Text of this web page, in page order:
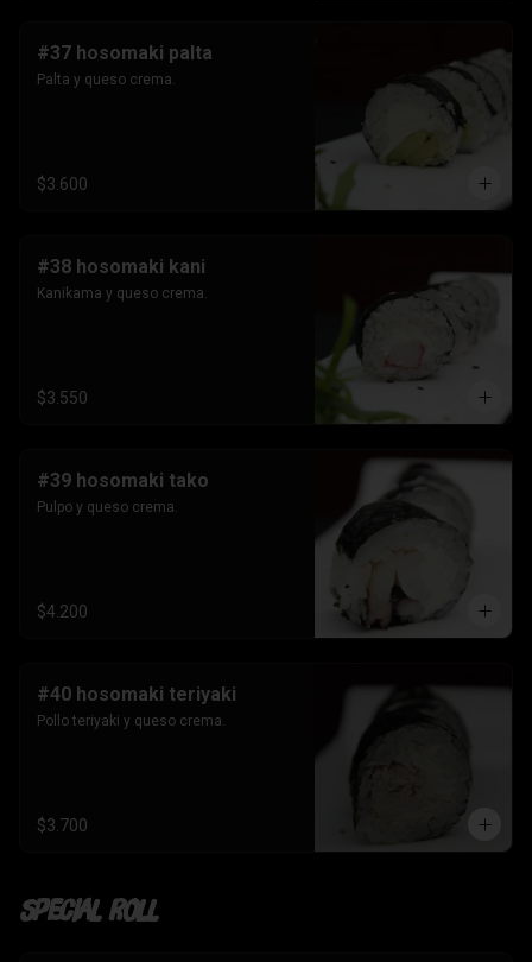
#37 hosomaki palta
Palta y queso crema.
$3.600
#38 hosomaki kani
Kanikama y queso crema.
$3.550
#39 hosomaki tako
Pulpo y queso crema.
$4.200
#40 hosomaki teriyaki
Pollo teriyaki y queso crema.
$3.700
Special Roll